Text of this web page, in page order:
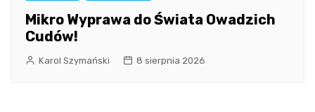
Mikro Wyprawa do Świata Owadzich
Cudów!
Karol Szymański 8 sierpnia 2026